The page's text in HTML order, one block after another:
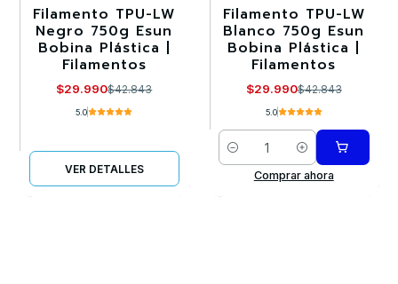
-30%
Agotado
Filamento TPU-LW
Negro 750g Esun
Bobina Plástica |
Filamentos
$29.990$42.843
5.0
VER DETALLES
-30%
Filamento TPU-LW
Blanco 750g Esun
Bobina Plástica |
Filamentos
$29.990$42.843
5.0
Cantidad
Comprar ahora